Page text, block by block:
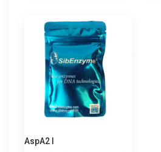
несколько
вариаций.
Опции
можно
выбрать
на
странице
AspA2 I